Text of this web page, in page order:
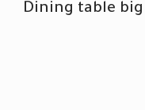
Dining table